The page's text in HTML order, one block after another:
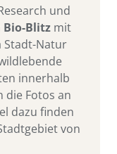
und
Bio-Blitz mit
Stadt-Natur
innerhalb
die Fotos an
dazu finden
von